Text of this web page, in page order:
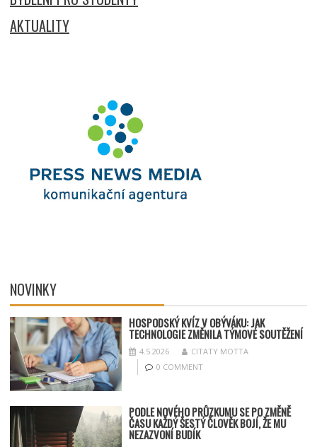
AKTUALITY
NOVINKY
HOSPODSKÝKVÍZ V OBÝVÁKU: JAK
TECHNOLOGIE ZMĚNILA TÝMOVÉ SOUTĚŽENÍ
4.5.2026
CITATY MOTTA
0 COMMENT
PODLE NOVÉHO PRŮZKUMU SE PO ZMĚNĚ
ČASU KAŽDÝ ŠESTÝ ČLOVĚK BOJÍ, ŽE MU
NEZAZVONÍ BUDÍK